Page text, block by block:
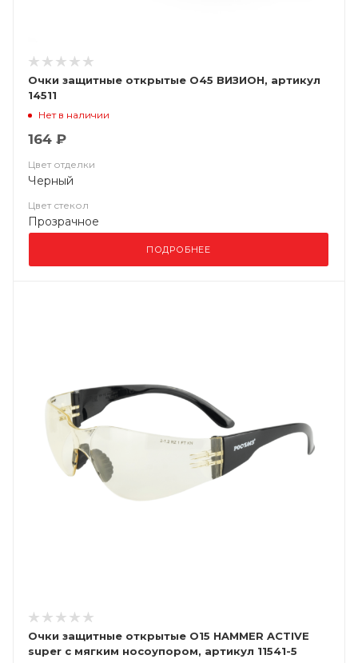
Очки защитные открытые О45 ВИЗИОН, артикул
14511
Нет в наличии
164 ₽
Цвет отделки
Черный
Цвет стекол
Прозрачное
ПОДРОБНЕЕ
Очки защитные открытые О15 HAMMER ACTIVЕ
super с мягким носоупором, артикул 11541-5